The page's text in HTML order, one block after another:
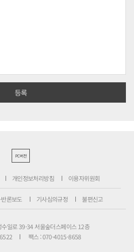
PC버전
개인정보처리방침 이용자위원회
반론보도 기사심의규정 불편신고
수일로 39-34 서울숲더스페이스 12층
팩스 : 070-4015-8658